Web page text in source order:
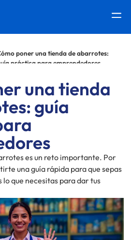
poner una tienda de abarrotes:
práctica para emprendedores
una tienda
guía
es un reto importante. Por
una guía rápida para que sepas
lo que necesitas para dar tus